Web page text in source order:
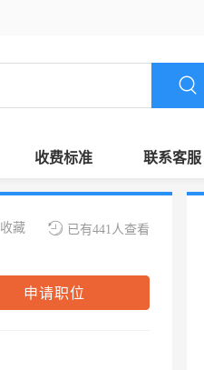
收费标准 联系客服
已有441人查看
收藏
申请职位